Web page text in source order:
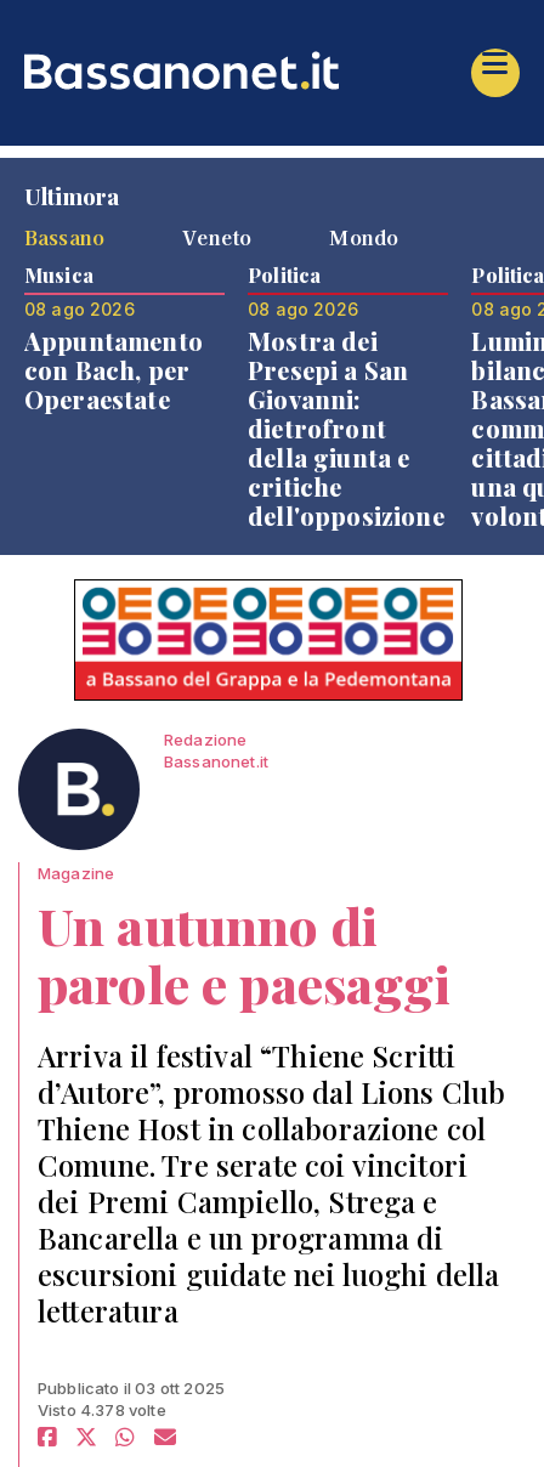
Ultimora
Bassano
Veneto Mondo
Musica
08 ago 2026
Appuntamento
con Bach, per
Operaestate
Politica
08 ago 2026
Mostra dei
Presepi a San
Giovanni:
dietrofront
della giunta e
critiche
dell'opposizione
Politica
08 ago
una
Redazione
Bassanonet.it
Magazine
Un autunno di
parole e paesaggi
Arriva il festival “Thiene Scritti
d’Autore”, promosso dal Lions Club
Thiene Host in collaborazione col
Comune. Tre serate coi vincitori
dei Premi Campiello, Strega e
Bancarella e un programma di
escursioni guidate nei luoghi della
letteratura
Pubblicato il 03 ott 2025
Visto 4.378 volte